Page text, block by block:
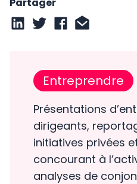
Entreprendre
Présentations
dirigeants,
initiatives privées
concourant à
analyses de